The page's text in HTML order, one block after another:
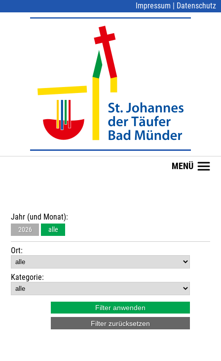
Impressum | Datenschutz
MENÜ
Jahr (und Monat):
2026 alle
Ort:
Kategorie: